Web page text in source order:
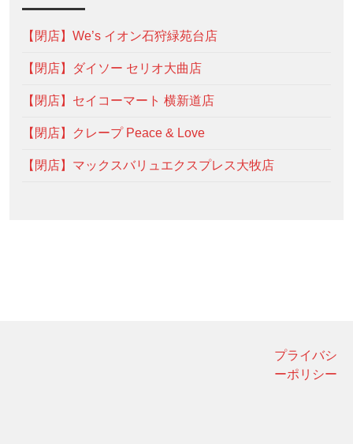
【閉店】We’s イオン石狩緑苑台店
【閉店】ダイソー セリオ大曲店
【閉店】セイコーマート 横新道店
【閉店】クレープ Peace & Love
【閉店】マックスバリュエクスプレス大牧店
プライバシ
ーポリシー